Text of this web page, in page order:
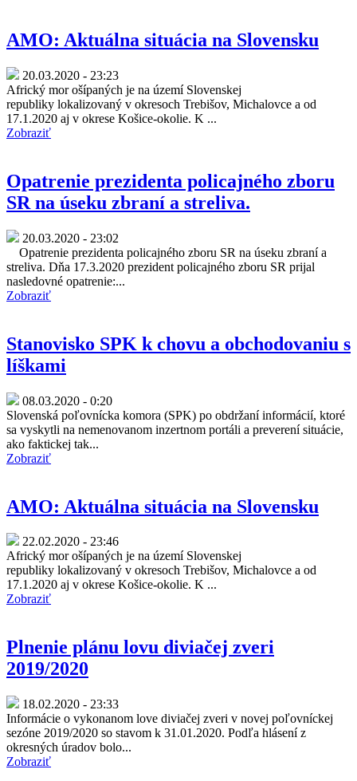
AMO: Aktuálna situácia na Slovensku
20.03.2020 - 23:23
Africký mor ošípaných je na území Slovenskej
republiky lokalizovaný v okresoch Trebišov, Michalovce a od
17.1.2020 aj v okrese Košice-okolie. K ...
Zobraziť
Opatrenie prezidenta policajného zboru
SR na úseku zbraní a streliva.
20.03.2020 - 23:02
Opatrenie prezidenta policajného zboru SR na úseku zbraní a
streliva. Dňa 17.3.2020 prezident policajného zboru SR prijal
nasledovné opatrenie:...
Zobraziť
Stanovisko SPK k chovu a obchodovaniu s
líškami
08.03.2020 - 0:20
Slovenská poľovnícka komora (SPK) po obdržaní informácií, ktoré
sa vyskytli na nemenovanom inzertnom portáli a preverení situácie,
ako faktickej tak...
Zobraziť
AMO: Aktuálna situácia na Slovensku
22.02.2020 - 23:46
Africký mor ošípaných je na území Slovenskej
republiky lokalizovaný v okresoch Trebišov, Michalovce a od
17.1.2020 aj v okrese Košice-okolie. K ...
Zobraziť
Plnenie plánu lovu diviačej zveri
2019/2020
18.02.2020 - 23:33
Informácie o vykonanom love diviačej zveri v novej poľovníckej
sezóne 2019/2020 so stavom k 31.01.2020. Podľa hlásení z
okresných úradov bolo...
Zobraziť